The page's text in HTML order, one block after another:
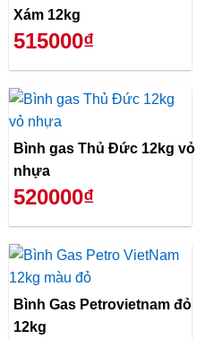
Xám 12kg
515000₫
Bình gas Thủ Đức 12kg vỏ
nhựa
520000₫
Bình Gas Petrovietnam đỏ
12kg